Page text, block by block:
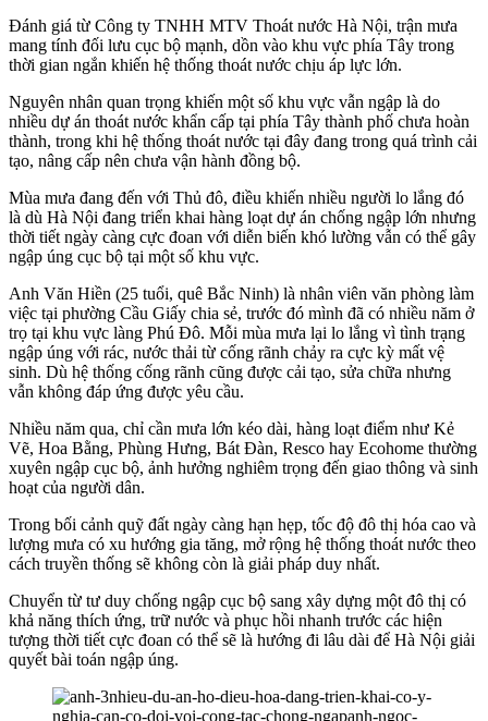
Đánh giá từ Công ty TNHH MTV Thoát nước Hà Nội, trận mưa
mang tính đối lưu cục bộ mạnh, dồn vào khu vực phía Tây trong
thời gian ngắn khiến hệ thống thoát nước chịu áp lực lớn.
Nguyên nhân quan trọng khiến một số khu vực vẫn ngập là do
nhiều dự án thoát nước khẩn cấp tại phía Tây thành phố chưa hoàn
thành, trong khi hệ thống thoát nước tại đây đang trong quá trình cải
tạo, nâng cấp nên chưa vận hành đồng bộ.
Mùa mưa đang đến với Thủ đô, điều khiến nhiều người lo lắng đó
là dù Hà Nội đang triển khai hàng loạt dự án chống ngập lớn nhưng
thời tiết ngày càng cực đoan với diễn biến khó lường vẫn có thể gây
ngập úng cục bộ tại một số khu vực.
Anh Văn Hiền (25 tuổi, quê Bắc Ninh) là nhân viên văn phòng làm
việc tại phường Cầu Giấy chia sẻ, trước đó mình đã có nhiều năm ở
trọ tại khu vực làng Phú Đô. Mỗi mùa mưa lại lo lắng vì tình trạng
ngập úng với rác, nước thải từ cống rãnh chảy ra cực kỳ mất vệ
sinh. Dù hệ thống cống rãnh cũng được cải tạo, sửa chữa nhưng
vẫn không đáp ứng được yêu cầu.
Nhiều năm qua, chỉ cần mưa lớn kéo dài, hàng loạt điểm như Kẻ
Vẽ, Hoa Bằng, Phùng Hưng, Bát Đàn, Resco hay Ecohome thường
xuyên ngập cục bộ, ảnh hưởng nghiêm trọng đến giao thông và sinh
hoạt của người dân.
Trong bối cảnh quỹ đất ngày càng hạn hẹp, tốc độ đô thị hóa cao và
lượng mưa có xu hướng gia tăng, mở rộng hệ thống thoát nước theo
cách truyền thống sẽ không còn là giải pháp duy nhất.
Chuyển từ tư duy chống ngập cục bộ sang xây dựng một đô thị có
khả năng thích ứng, trữ nước và phục hồi nhanh trước các hiện
tượng thời tiết cực đoan có thể sẽ là hướng đi lâu dài để Hà Nội giải
quyết bài toán ngập úng.